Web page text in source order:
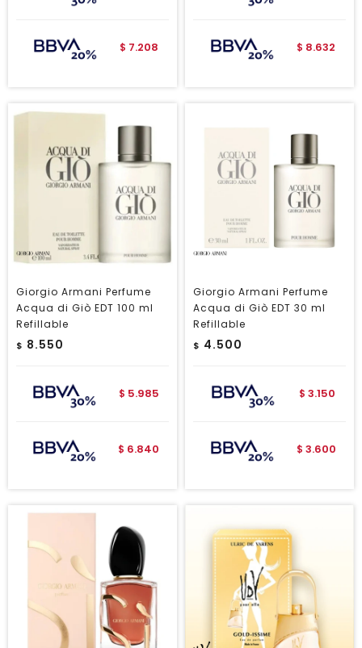
$ 7.208 $ 8.632
Giorgio Armani Perfume
Acqua di Giò EDT 100 ml
Refillable
$ 8.550
$ 5.985
$ 6.840
Giorgio Armani Perfume
Acqua di Giò EDT 30 ml
Refillable
$ 4.500
$ 3.150
$ 3.600